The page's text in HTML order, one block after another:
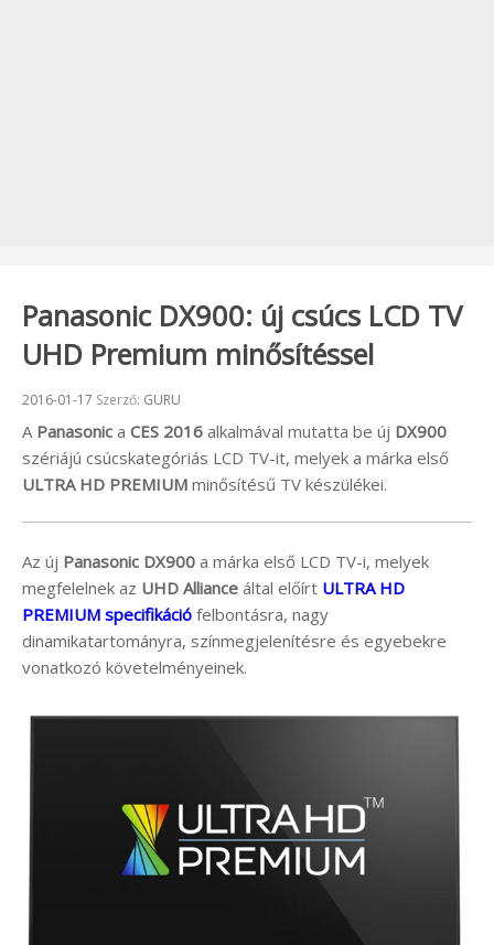
Panasonic DX900: új csúcs LCD TV
UHD Premium minősítéssel
Beküldve:
2016-01-17 Szerző: GURU
A Panasonic a CES 2016 alkalmával mutatta be új DX900
szériájú csúcskategóriás LCD TV-it, melyek a márka első
ULTRA HD PREMIUM minősítésű TV készülékei.
Az új Panasonic DX900 a márka első LCD TV-i, melyek
megfelelnek az UHD Alliance által előírt ULTRA HD
PREMIUM specifikáció felbontásra, nagy
dinamikatartományra, színmegjelenítésre és egyebekre
vonatkozó követelményeinek.